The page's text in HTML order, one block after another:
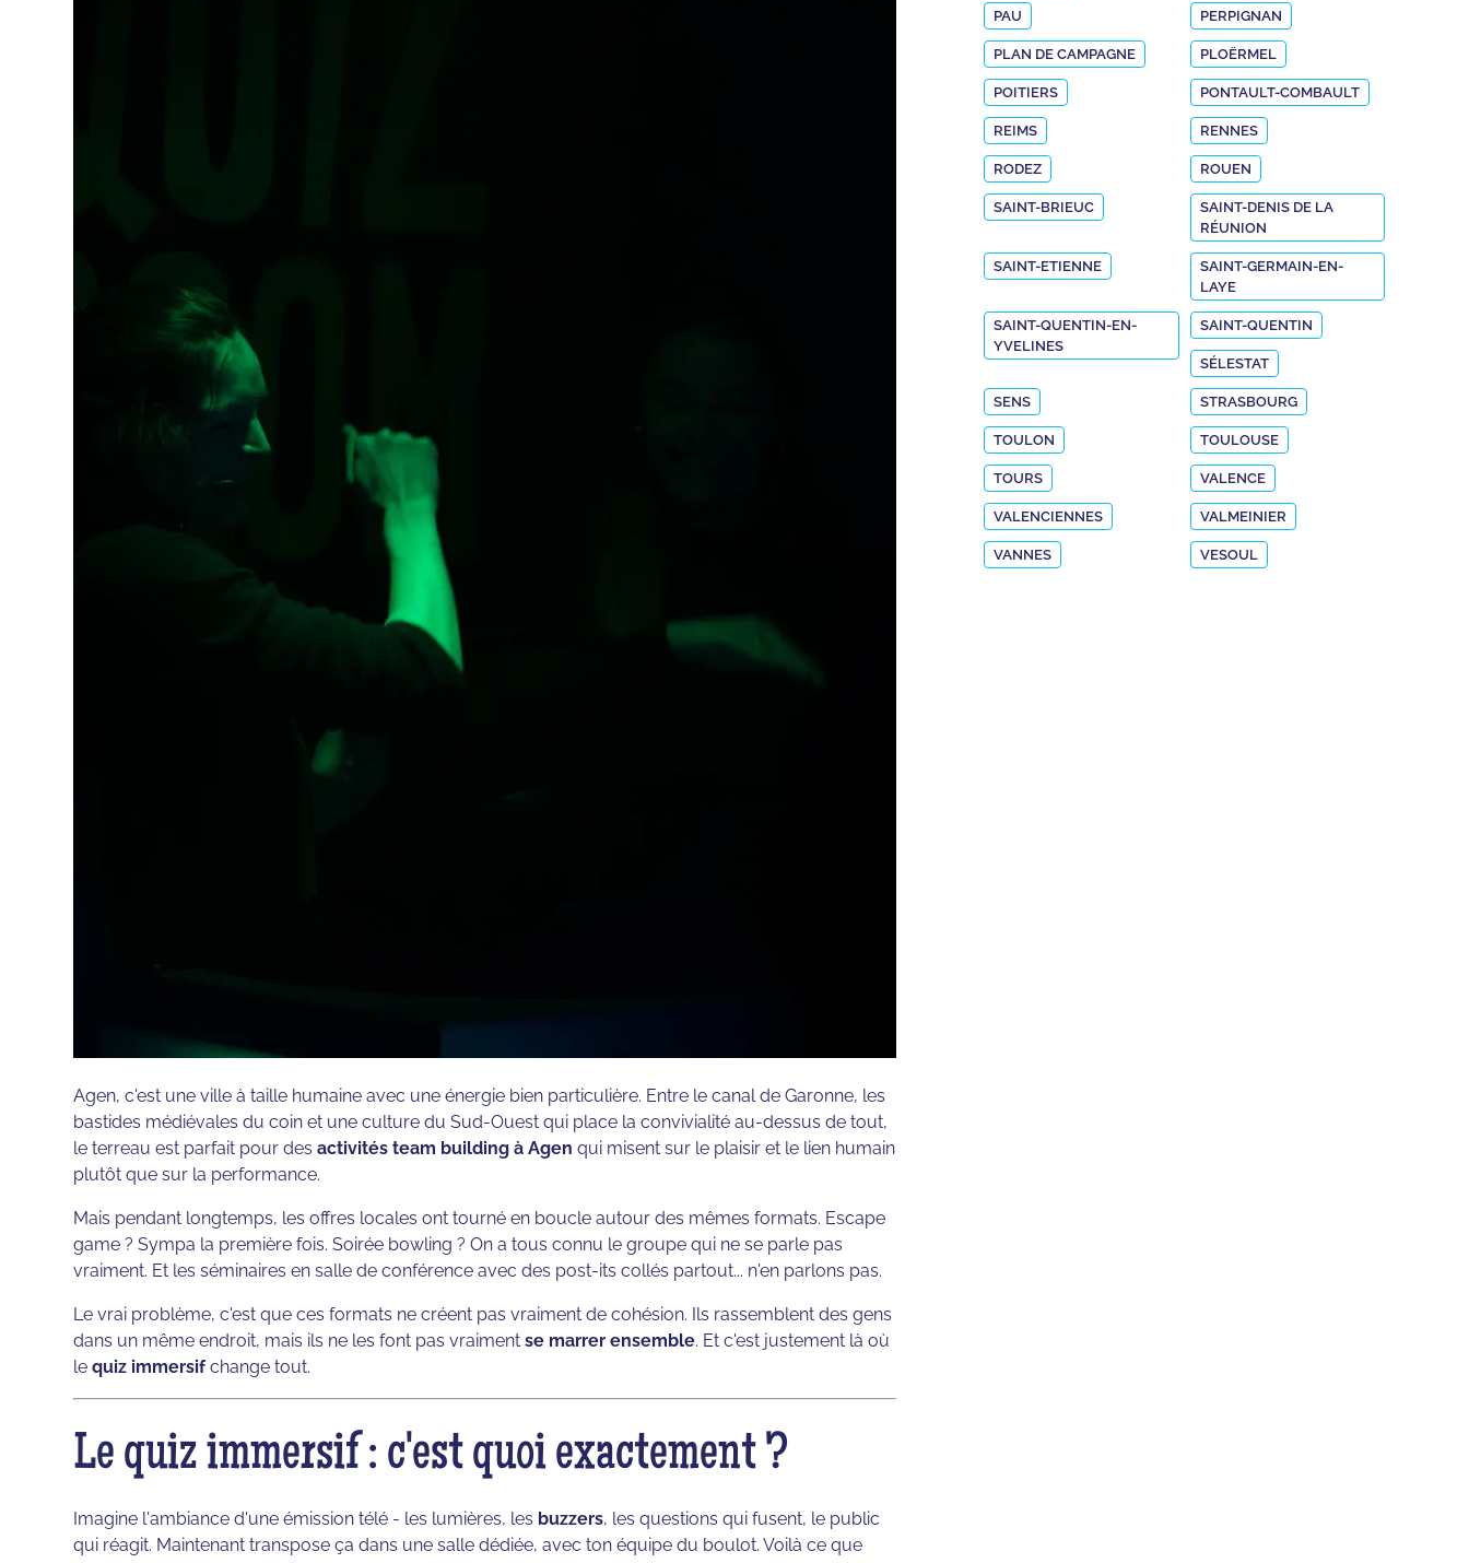
Agen, c'est une ville à taille humaine avec une énergie bien particulière. Entre le canal de Garonne, les
bastides médiévales du coin et une culture du Sud-Ouest qui place la convivialité au-dessus de tout,
le terreau est parfait pour desactivités team building à Agen qui misent sur le plaisir et le lien humain
plutôt que sur la performance.
Mais pendant longtemps, les offres locales ont tourné en boucle autour des mêmes formats. Escape
game ? Sympa la première fois. Soirée bowling ? On a tous connu le groupe qui ne se parle pas
vraiment. Et les séminaires en salle de conférence avec des post-its collés partout... n'en parlons pas.
Le vrai problème, c'est que ces formats ne créent pas vraiment de cohésion. Ils rassemblent des gens
dans un même endroit, mais ils ne les font pas vraimentse marrer ensemble. Et c'est justement là où
lequiz immersifchange tout.
Le quiz immersif : c'est quoi exactement ?
Imagine l'ambiance d'une émission télé - les lumières, les buzzers, les questions qui fusent, le public
qui réagit. Maintenant transpose ça dans une salle dédiée, avec ton équipe du boulot. Voilà ce que
PAU PERPIGNAN
PLAN DE CAMPAGNE PLOËRMEL
POITIERS PONTAULT-COMBAULT
REIMS RENNES
RODEZ ROUEN
SAINT-BRIEUC
SAINT-DENIS DE LA
RÉUNION
SAINT-ETIENNE
SAINT-GERMAIN-EN-
LAYE
SAINT-QUENTIN-EN-
YVELINES
SAINT-QUENTIN
SÉLESTAT
SENS STRASBOURG
TOULON TOULOUSE
TOURS VALENCE
VALENCIENNES VALMEINIER
VANNES VESOUL